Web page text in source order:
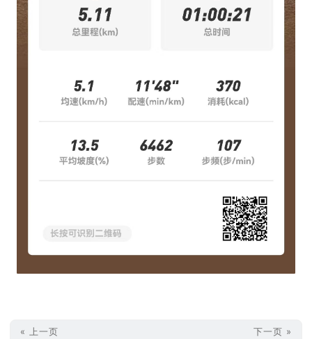
« 上一页 下一页 »